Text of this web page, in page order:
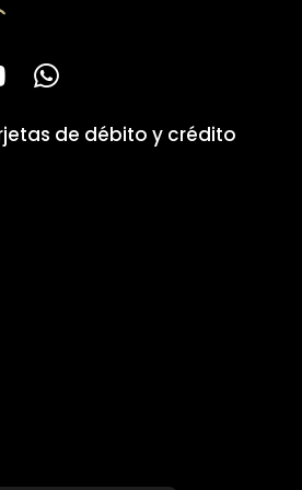
de débito y crédito